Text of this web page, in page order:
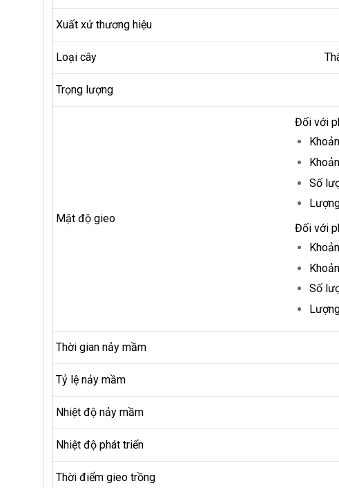
Xuất xứ thương hiệu
Loại cây
Trọng lượng
Mật độ gieo
Đối với
Số
Đối với
Số
Thời gian nảy mầm
Tỷ lệ nảy mầm
Nhiệt độ nảy mầm
Nhiệt độ phát triển
Thời điểm gieo trồng